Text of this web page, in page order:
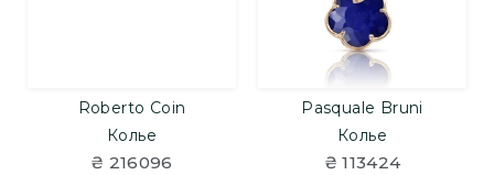
Roberto Coin
Колье
₴ 216096
Pasquale Bruni
Колье
₴ 113424